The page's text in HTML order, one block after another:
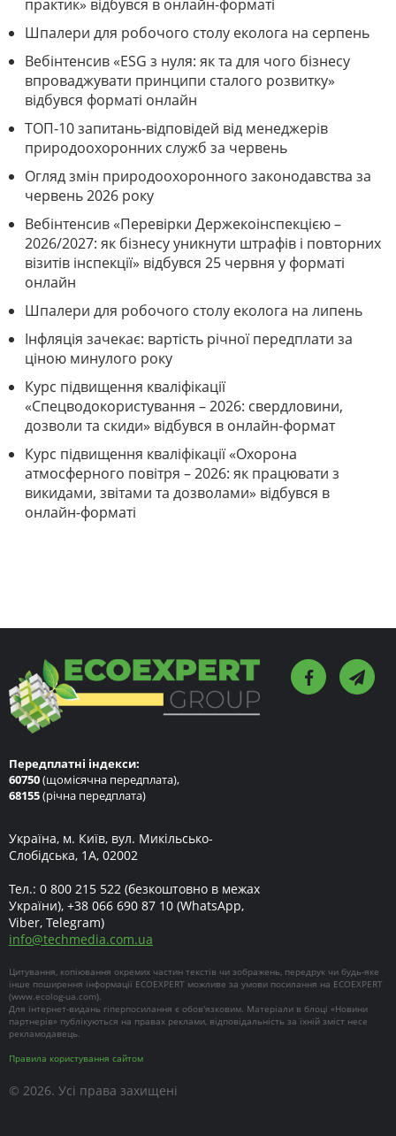
практик» відбувся в онлайн-форматі
Шпалери для робочого столу еколога на серпень
Вебінтенсив «ESG з нуля: як та для чого бізнесу
впроваджувати принципи сталого розвитку»
відбувся форматі онлайн
ТОП-10 запитань-відповідей від менеджерів
природоохоронних служб за червень
Огляд змін природоохоронного законодавства за
червень 2026 року
Вебінтенсив «Перевірки Держекоінспекцією –
2026/2027: як бізнесу уникнути штрафів і повторних
візитів інспекції» відбувся 25 червня у форматі
онлайн
Шпалери для робочого столу еколога на липень
Інфляція зачекає: вартість річної передплати за
ціною минулого року
Курс підвищення кваліфікації
«Спецводокористування – 2026: свердловини,
дозволи та скиди» відбувся в онлайн-формат
Курс підвищення кваліфікації «Охорона
атмосферного повітря – 2026: як працювати з
викидами, звітами та дозволами» відбувся в
онлайн-форматі
Передплатні індекси:
60750(щомісячна передплата),
68155(річна передплата)
Україна, м. Київ, вул. Микільсько-
Слобідська, 1А, 02002
Тел.: 0 800 215 522 (безкоштовно в межах
України), +38 066 690 87 10 (WhatsApp,
Viber, Telegram)
info@techmedia.com.ua
Цитування, копіювання окремих частин текстів чи зображень, передрук чи будь-яке
інше поширення інформації ECOEXPERT можливе за умови посилання на ECOEXPERT
(www.ecolog-ua.com).
Для інтернет-видань гіперпосилання є обов'язковим. Матеріали в блоці «Новини
партнерів» публікуються на правах реклами, відповідальність за їхній зміст несе
рекламодавець.
Правила користування сайтом
© 2026. Усі права захищені